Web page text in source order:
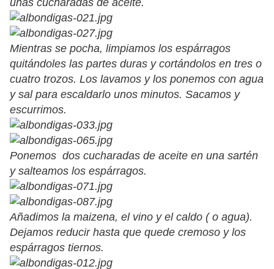
unas cucharadas de aceite.
Mientras se pocha, limpiamos los espárragos
quitándoles las partes duras y cortándolos en tres o
cuatro trozos. Los lavamos y los ponemos con agua
y sal para escaldarlo unos minutos. Sacamos y
escurrimos.
Ponemos dos cucharadas de aceite en una sartén
y salteamos los espárragos.
Añadimos la maizena, el vino y el caldo ( o agua).
Dejamos reducir hasta que quede cremoso y los
espárragos tiernos.